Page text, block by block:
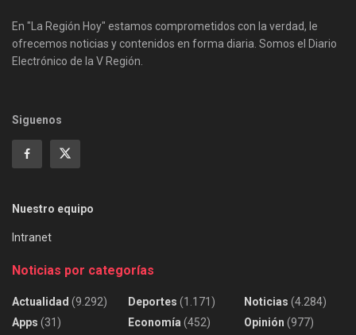
En "La Región Hoy" estamos comprometidos con la verdad, le
ofrecemos noticias y contenidos en forma diaria. Somos el Diario
Electrónico de la V Región.
Siguenos
Nuestro equipo
Intranet
Noticias por categorías
Actualidad (9.292)
Apps (31)
Deportes (1.171)
Economía (452)
Noticias (4.284)
Opinión (977)